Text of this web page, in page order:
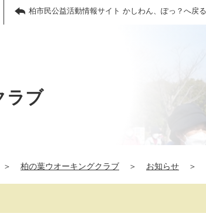
柏市民公益活動情報サイト かしわん、ぽっ？へ戻る
ラブ
＞ 柏の葉ウオーキングクラブ ＞ お知らせ ＞